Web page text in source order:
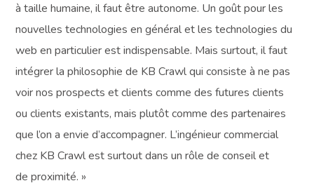
à taille humaine, il faut être autonome. Un goût pour les
nouvelles technologies en général et les technologies du
web en particulier est indispensable. Mais surtout, il faut
intégrer la philosophie de KB Crawl qui consiste à ne pas
voir nos prospects et clients comme des futures clients
ou clients existants, mais plutôt comme des partenaires
que l’on a envie d’accompagner. L’ingénieur commercial
chez KB Crawl est surtout dans un rôle de conseil et
de proximité. »